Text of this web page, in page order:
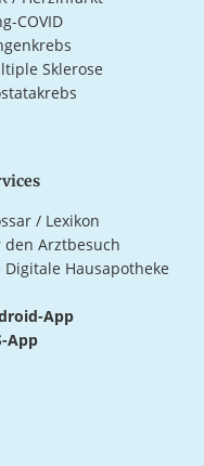
COVID
Sklerose
/ Lexikon
den Arztbesuch
Digitale Hausapotheke
App
App